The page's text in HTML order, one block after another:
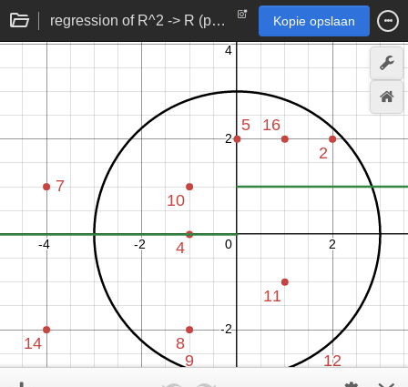
regression of R^2 -> R (point to number) function Kopie opslaan